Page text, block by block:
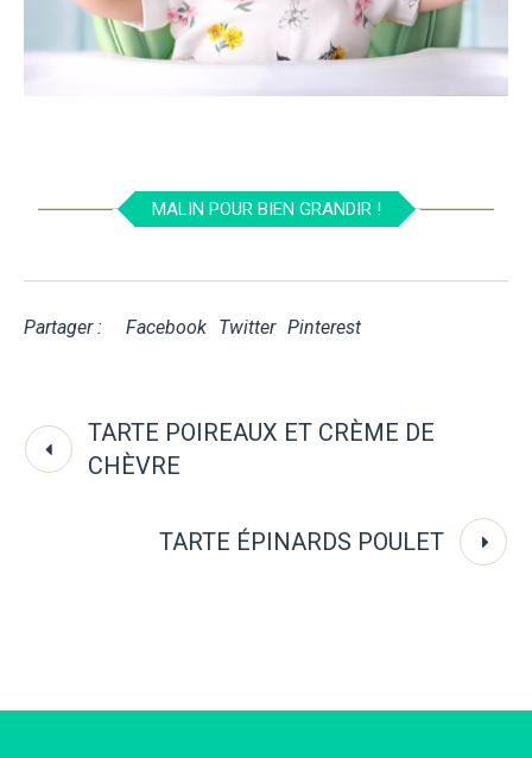
MALIN POUR BIEN GRANDIR !
Partager : Facebook Twitter Pinterest
TARTE POIREAUX ET CRÈME DE
CHÈVRE
TARTE ÉPINARDS POULET